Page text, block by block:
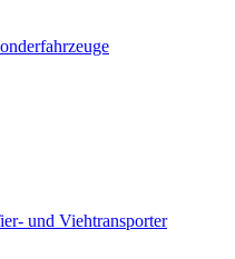
und Viehtransporter